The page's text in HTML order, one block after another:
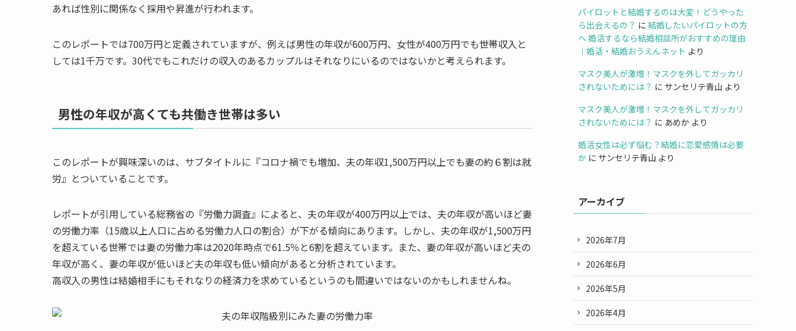
あれば性別に関係なく採用や昇進が行われます。
このレポートでは700万円と定義されていますが、例えば男性の年収が600万円、女性が400万円でも世帯収入と
しては1千万です。30代でもこれだけの収入のあるカップルはそれなりにいるのではないかと考えられます。
男性の年収が高くても共働き世帯は多い
このレポートが興味深いのは、サブタイトルに『コロナ禍でも増加、夫の年収1,500万円以上でも妻の約６割は就
労』とついていることです。
レポートが引用している総務省の『労働力調査』によると、夫の年収が400万円以上では、夫の年収が高いほど妻
の労働力率（15歳以上人口に占める労働力人口の割合）が下がる傾向にあります。しかし、夫の年収が1,500万円
を超えている世帯では妻の労働力率は2020年時点で61.5％と6割を超えています。また、妻の年収が高いほど夫の
年収が高く、妻の年収が低いほど夫の年収も低い傾向があると分析されています。
高収入の男性は結婚相手にもそれなりの経済力を求めているというのも間違いではないのかもしれませんね。
パイロットと結婚するのは大変！どうやった
ら出会えるの？ に 結婚したいパイロットの方
へ 婚活するなら結婚相談所がおすすめの理由
｜婚活・結婚おうえんネット より
マスク美人が激増！マスクを外してガッカリ
されないためには？ に サンセリテ青山 より
マスク美人が激増！マスクを外してガッカリ
されないためには？ に あめか より
婚活女性は必ず悩む？結婚に恋愛感情は必要
か に サンセリテ青山 より
アーカイブ
2026年7月
2026年6月
2026年5月
2026年4月